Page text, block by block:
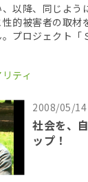
以降、同じよう
的被害者の取材
プロジェクト「
て感じたことを
ティ
2008/05/
社会を、
ップ！